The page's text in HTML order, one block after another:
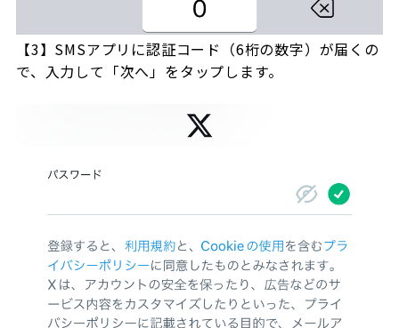
【3】SMSアプリに認証コード（6桁の数字）が届くの
で、入力して「次へ」をタップします。